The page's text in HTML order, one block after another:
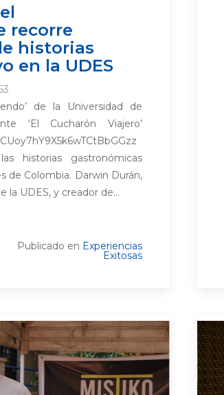
recorre
historias
en la UDES
de la Universidad de
‘El Cucharón Viajero’
historias gastronómicas
de Colombia. Darwin Durán,
la UDES, y creador de...
Publicado en Experiencias
Exitosas